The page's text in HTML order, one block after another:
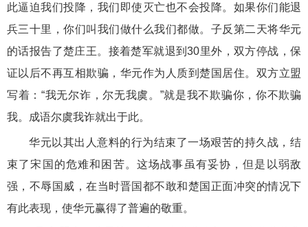
此逼迫我们投降，我们即使灭亡也不会投降。如果你们能退
兵三十里，你们叫我们做什么我们都做。子反第二天将华元
的话报告了楚庄王。接着楚军就退到30里外，双方停战，保
证以后不再互相欺骗，华元作为人质到楚国居住。双方立盟
写着：“我无尔诈，尔无我虞。”就是我不欺骗你，你不欺骗
我。成语尔虞我诈就出于此。
华元以其出人意料的行为结束了一场艰苦的持久战，结
束了宋国的危难和困苦。这场战事虽有妥协，但是以弱敌
强，不辱国威，在当时晋国都不敢和楚国正面冲突的情况下
有此表现，使华元赢得了普遍的敬重。